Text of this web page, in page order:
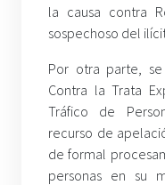
la causa contra
sospechoso del
Por otra parte,
Contra la Trata
Tráfico de
recurso de
de formal
personas en su